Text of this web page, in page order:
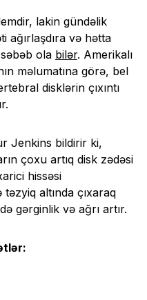
lakin gündəlik
ağırlaşdıra və hətta
səbəb ola bilər. Amerikalı
məlumatına görə, bel
disklərin çıxıntı
Jenkins bildirir ki,
çoxu artıq disk zədəsi
hissəsi
altında çıxaraq
gərginlik və ağrı artır.